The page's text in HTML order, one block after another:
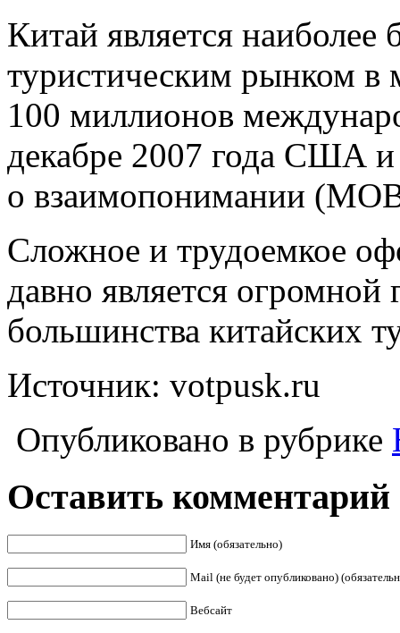
Китай является
туристическим рынком в
100 миллионов
декабре 2007 года США
о взаимопонимании
Сложное и трудоемкое
давно является
большинства китайских
Источник: votpusk.ru
Опубликовано в рубрике
Оставить комментарий
Имя (обязательно)
Mail (не будет опубликовано)
Вебсайт